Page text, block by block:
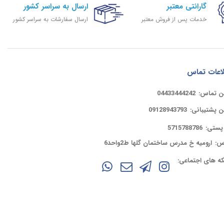
گارانتی معتبر
خدمات پس از فروش معتبر
ارسال به سراسر کشور
ارسال سفارشات به سراسر کشور
تماس
تماس: 04433444242
پشتیبانی: 09128943793
5715788786
ارومیه خ مدرس ساختمان گلها ط2واحد6
های اجتماعی: